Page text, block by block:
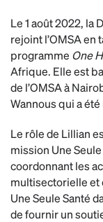
Le 1 août 2022, la
rejoint l’OMSA
programme One
Afrique. Elle est
de l’OMSA à
Wannous qui a été
Le rôle de Lillian
mission Une
coordonnant les
multisectorielle et
Une Seule Santé
de fournir un